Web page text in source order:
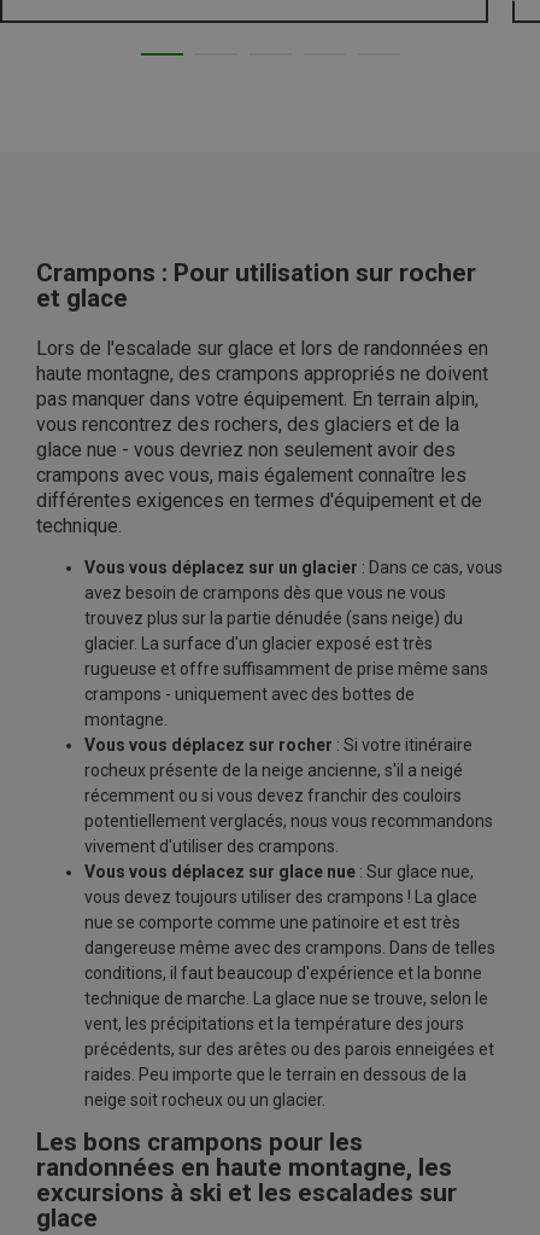
Crampons : Pour utilisation sur rocher
et glace
Lors de l'escalade sur glace et lors de randonnées en
haute montagne, des crampons appropriés ne doivent
pas manquer dans votre équipement. En terrain alpin,
vous rencontrez des rochers, des glaciers et de la
glace nue - vous devriez non seulement avoir des
crampons avec vous, mais également connaître les
différentes exigences en termes d'équipement et de
technique.
Vous vous déplacez sur un glacier : Dans ce cas, vous
avez besoin de crampons dès que vous ne vous
trouvez plus sur la partie dénudée (sans neige) du
glacier. La surface d'un glacier exposé est très
rugueuse et offre suffisamment de prise même sans
crampons - uniquement avec des bottes de
montagne.
Vous vous déplacez sur rocher : Si votre itinéraire
rocheux présente de la neige ancienne, s'il a neigé
récemment ou si vous devez franchir des couloirs
potentiellement verglacés, nous vous recommandons
vivement d'utiliser des crampons.
Vous vous déplacez sur glace nue : Sur glace nue,
vous devez toujours utiliser des crampons ! La glace
nue se comporte comme une patinoire et est très
dangereuse même avec des crampons. Dans de telles
conditions, il faut beaucoup d'expérience et la bonne
technique de marche. La glace nue se trouve, selon le
vent, les précipitations et la température des jours
précédents, sur des arêtes ou des parois enneigées et
raides. Peu importe que le terrain en dessous de la
neige soit rocheux ou un glacier.
Les bons crampons pour les
randonnées en haute montagne, les
excursions à ski et les escalades sur
glace